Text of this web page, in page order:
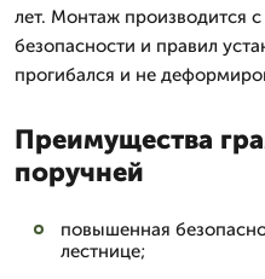
лет. Монтаж производится
безопасности и правил
прогибался и не
Преимущества
поручней
повышенная
лестнице;